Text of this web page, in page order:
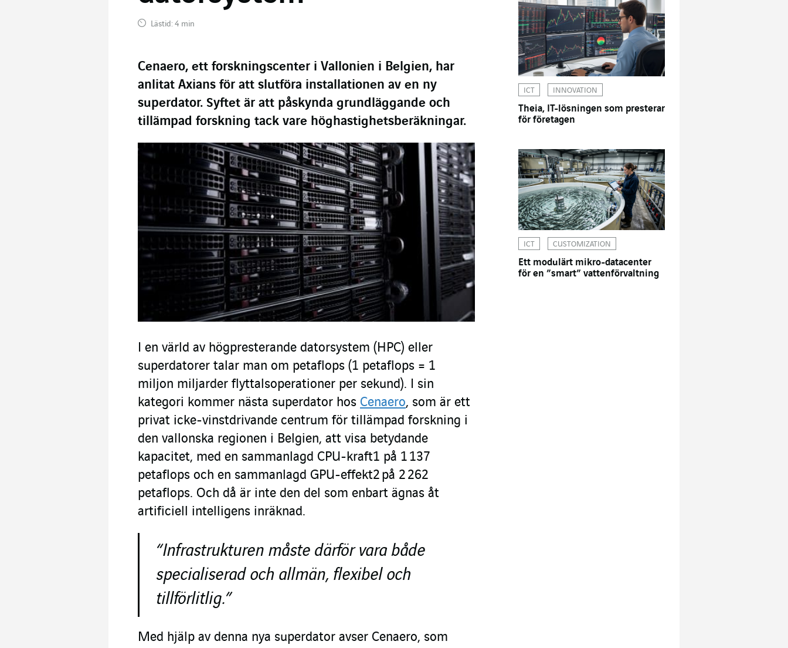
Lästid: 4 min
Cenaero, ett forskningscenter i Vallonien i Belgien, har
anlitat Axians för att slutföra installationen av en ny
superdator. Syftet är att påskynda grundläggande och
tillämpad forskning tack vare höghastighetsberäkningar.
I en värld av högpresterande datorsystem (HPC) eller
superdatorer talar man om petaflops (1 petaflops = 1
miljon miljarder flyttalsoperationer per sekund). I sin
kategori kommer nästa superdator hos Cenaero, som är ett
privat icke-vinstdrivande centrum för tillämpad forskning i
den vallonska regionen i Belgien, att visa betydande
kapacitet, med en sammanlagd CPU-kraft1 på 1 137
petaflops och en sammanlagd GPU-effekt2 på 2 262
petaflops. Och då är inte den del som enbart ägnas åt
artificiell intelligens inräknad.
“Infrastrukturen måste därför vara både
specialiserad och allmän, flexibel och
tillförlitlig.”
Med hjälp av denna nya superdator avser Cenaero, som
ICT INNOVATION
Theia, IT-lösningen som presterar
för företagen
ICT CUSTOMIZATION
Ett modulärt mikro-datacenter
för en ”smart” vattenförvaltning